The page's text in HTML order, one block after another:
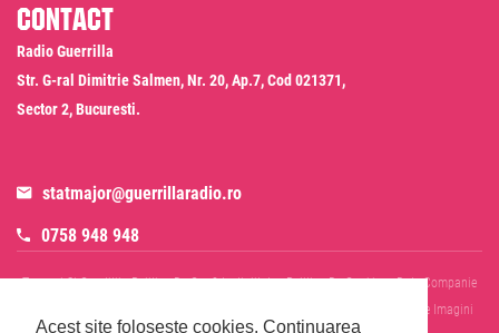
Acest site foloseste cookies. Continuarea
Contact
Radio Guerrilla
Str. G-ral Dimitrie Salmen, Nr. 20, Ap.7, Cod 021371,
Sector 2, Bucuresti.
statmajor@guerrillaradio.ro
0758 948 948
Termeni Si Conditii Politica De Confidentialitate Politica De Cookies
Date Companie
Informare Prelucrare Imagini